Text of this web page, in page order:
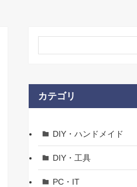
カテゴリ
DIY・ハンドメイド
DIY・工具
PC・IT